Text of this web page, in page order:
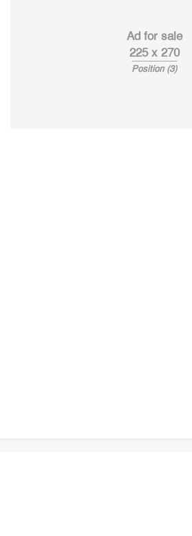
Ad for sale
225 x 270
Position (3)